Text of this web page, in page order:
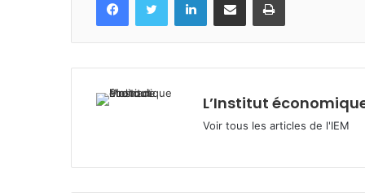
L’Institut
Voir tous les articles de l'IEM